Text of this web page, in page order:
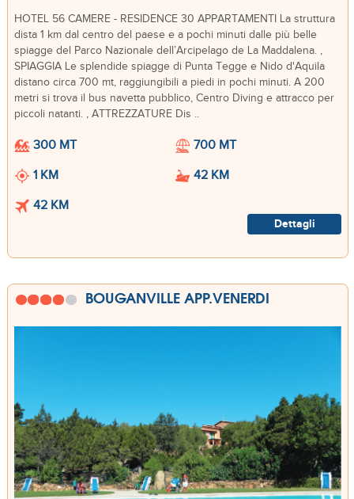
HOTEL 56 CAMERE - RESIDENCE 30 APPARTAMENTI La struttura
dista 1 km dal centro del paese e a pochi minuti dalle più belle
spiagge del Parco Nazionale dell’Arcipelago de La Maddalena. ,
SPIAGGIA Le splendide spiagge di Punta Tegge e Nido d'Aquila
distano circa 700 mt, raggiungibili a piedi in pochi minuti. A 200
metri si trova il bus navetta pubblico, Centro Diving e attracco per
piccoli natanti. , ATTREZZATURE Dis ..
300 MT
700 MT
1 KM
42 KM
42 KM
Dettagli
BOUGANVILLE APP.VENERDI